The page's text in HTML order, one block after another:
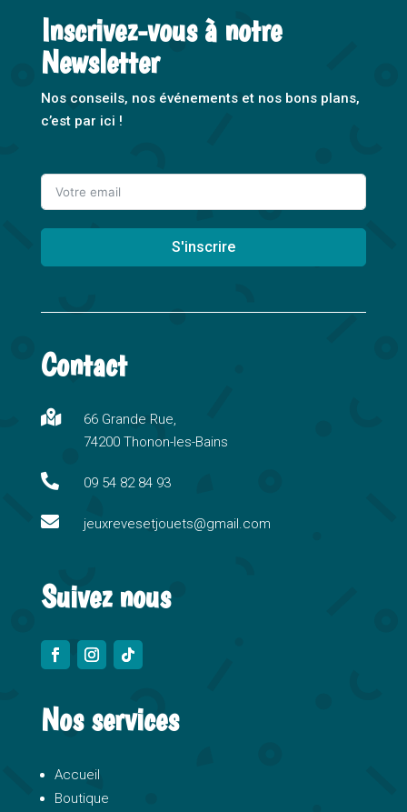
Inscrivez-vous à notre
Newsletter
Nos conseils, nos événements et nos bons plans,
c’est par ici !
S'inscrire
l
e
n
a
i
e
Contact

66 Grande Rue,
74200 Thonon-les-Bains
 09 54 82 84 93
 jeuxrevesetjouets@gmail.com
Suivez nous
Nos services
Accueil
Boutique